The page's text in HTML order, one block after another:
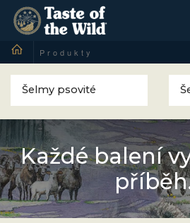
Produkty
Šelmy psovité
Každé balení